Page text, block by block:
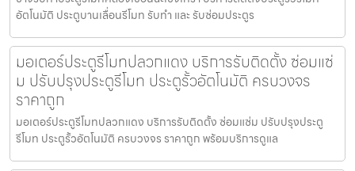
อัตโนมัติ ประตูบานเลื่อนรีโมท รับทำ และ รับซ่อมประตูร
มอเตอร์ประตูรีโมทปลวกแดง บริการรับติดตั้ง ซ่อมแซ่
ม ปรับปรุงประตูรีโมท ประตูรั้วอัตโนมัติ ครบวงจร
ราคาถูก
มอเตอร์ประตูรีโมทปลวกแดง บริการรับติดตั้ง ซ่อมแซ่ม ปรับปรุงประตู
รีโมท ประตูรั้วอัตโนมัติ ครบวงจร ราคาถูก พร้อมบริการดูแล